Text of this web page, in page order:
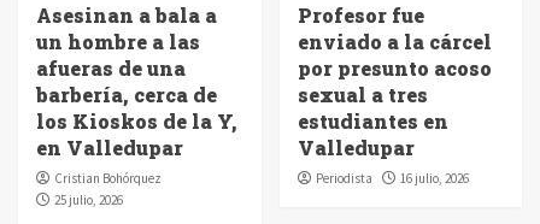
Asesinan a bala a
un hombre a las
afueras de una
barbería, cerca de
los Kioskos de la Y,
en Valledupar
Cristian Bohórquez
25 julio, 2026
Profesor fue
enviado a la cárcel
por presunto acoso
sexual a tres
estudiantes en
Valledupar
Periodista 16 julio, 2026